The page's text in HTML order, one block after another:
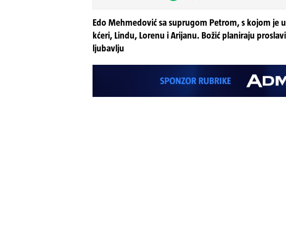
Edo Mehmedović sa suprugom Petrom, s kojom je
kćeri, Lindu, Lorenu i Arijanu. Božić planiraju
ljubavlju